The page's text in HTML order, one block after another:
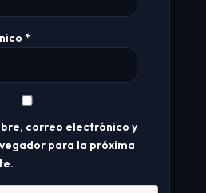
*
correo electrónico y
para la próxima